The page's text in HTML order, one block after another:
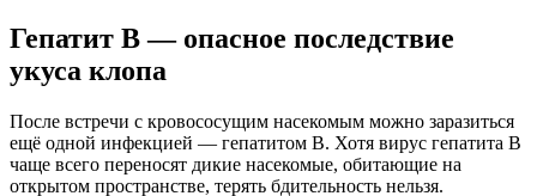
Гепатит B — опасное последствие
укуса клопа
После встречи с кровососущим насекомым можно заразиться
ещё одной инфекцией — гепатитом B. Хотя вирус гепатита B
чаще всего переносят дикие насекомые, обитающие на
открытом пространстве, терять бдительность нельзя.